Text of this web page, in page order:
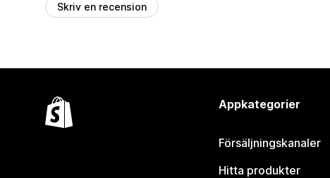
Skriv en recension
Appkategorier
Försäljningskanaler
Hitta produkter